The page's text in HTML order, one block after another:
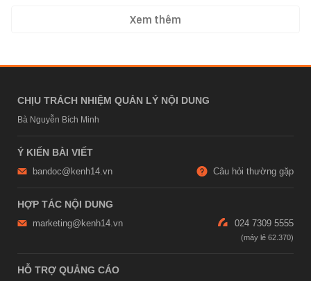
Xem thêm
CHỊU TRÁCH NHIỆM QUẢN LÝ NỘI DUNG
Bà Nguyễn Bích Minh
Ý KIẾN BÀI VIẾT
bandoc@kenh14.vn Câu hỏi thường gặp
HỢP TÁC NỘI DUNG
marketing@kenh14.vn 024 7309 5555
HỖ TRỢ QUẢNG CÁO